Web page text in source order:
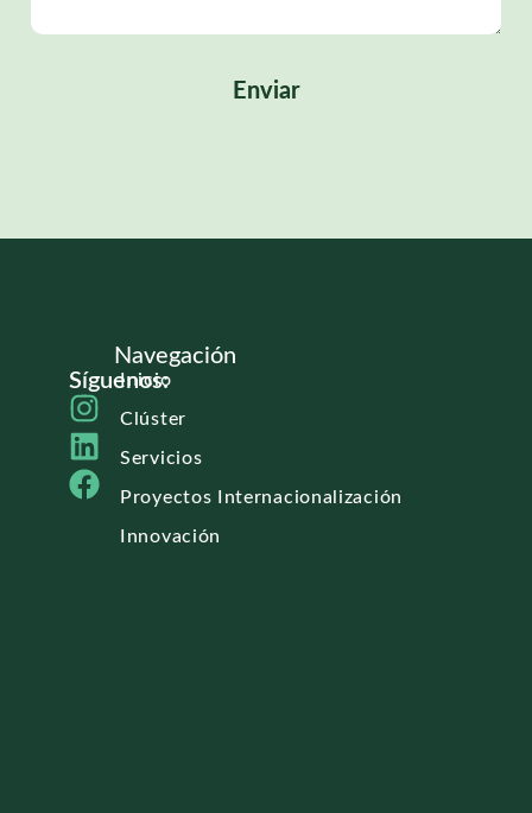
Enviar
Síguenos:
Navegación
Inicio
Clúster
Servicios
Proyectos Internacionalización
Innovación